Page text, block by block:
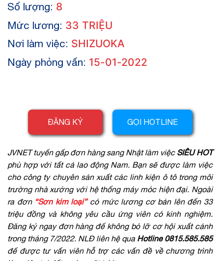
Số lượng: 8
Mức lương: 33 TRIỆU
Nơi làm việc: SHIZUOKA
Ngày phỏng vấn: 15-01-2022
ĐĂNG KÝ GỌI HOTLINE
JVNET tuyển gấp đơn hàng sang Nhật làm việc SIÊU HOT
phù hợp với tất cả lao động Nam. Bạn sẽ được làm việc
cho công ty chuyên sản xuất các linh kiện ô tô trong môi
trường nhà xưởng với hệ thống máy móc hiện đại. Ngoài
ra đơn “Sơn kim loại”có mức lương cơ bản lên đến 33
triệu đồng và không yêu cầu ứng viên có kinh nghiệm.
Đăng ký ngay đơn hàng để không bỏ lỡ cơ hội xuất cảnh
trong tháng 7/2022. NLĐ liên hệ qua Hotline 0815.585.585
để được tư vấn viên hỗ trợ các vấn đề về chương trình